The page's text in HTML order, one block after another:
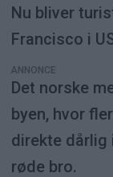
Nu bliver
Francisco i
ANNONCE
Det norske
byen, hvor
direkte dårlig
røde bro.